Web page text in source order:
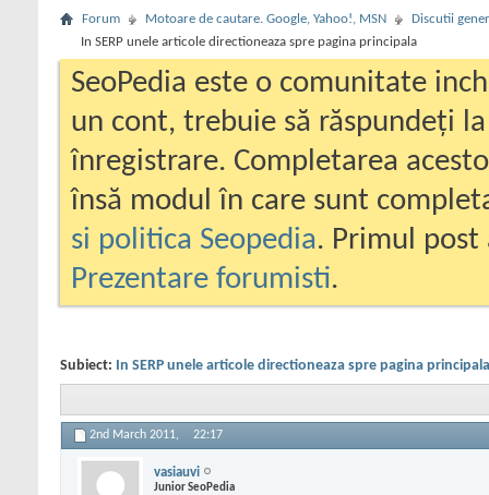
Forum Motoare de cautare. Google, Yahoo!, MSN
Discutii
In SERP unele articole directioneaza spre pagina principala
SeoPedia este o comunitate
un cont, trebuie să răspundeți
înregistrare. Completarea
însă modul în care sunt
si politica Seopedia. Primul
Prezentare forumisti.
Subiect: In SERP unele articole directioneaza spre pagina principala
2nd March 2011, 22:17
vasiauvi
Junior SeoPedia